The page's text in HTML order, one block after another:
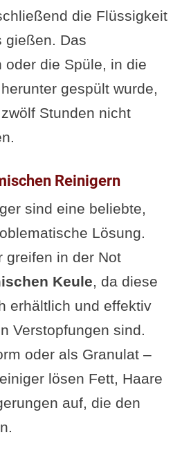
die Flüssigkeit
gießen. Das
oder die Spüle, in die
gespült wurde,
Stunden nicht
Reinigern
sind eine beliebte,
Lösung.
greifen in der Not
Keule, da diese
erhältlich und effektiv
Verstopfungen sind.
oder als Granulat –
lösen Fett, Haare
auf, die den